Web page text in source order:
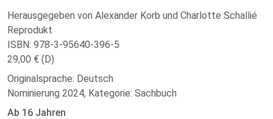
Herausgegeben von Alexander Korb und Charlotte Schallié
Reprodukt
ISBN: 978-3-95640-396-5
29,00 € (D)
Originalsprache: Deutsch
Nominierung 2024, Kategorie: Sachbuch
Ab 16 Jahren